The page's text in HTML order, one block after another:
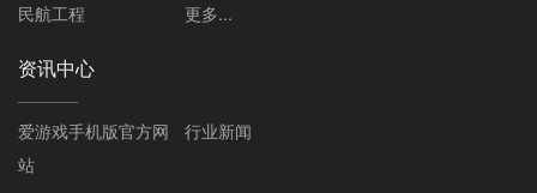
民航工程
更多...
资讯中心
爱游戏手机版官方网
站
行业新闻